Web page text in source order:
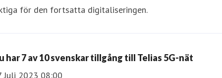
för den fortsatta digitaliseringen.
har 7 av 10 svenskar tillgång till Telias 5G-nät
Juli 2023 08:00